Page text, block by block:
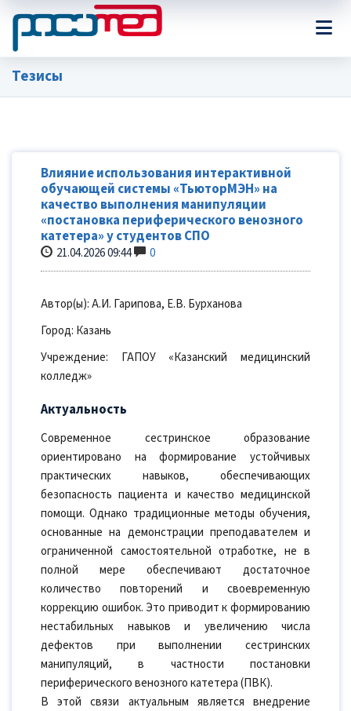
Тезисы
Влияние использования интерактивной
обучающей системы «ТьюторМЭН» на
качество выполнения манипуляции
«постановка периферического венозного
катетера» у студентов СПО
21.04.2026 09:44 0
Автор(ы): А.И. Гарипова, Е.В. Бурханова
Город: Казань
Учреждение: ГАПОУ «Казанский медицинский
колледж»
Актуальность
Современное сестринское образование
ориентировано на формирование устойчивых
практических навыков, обеспечивающих
безопасность пациента и качество медицинской
помощи. Однако традиционные методы обучения,
основанные на демонстрации преподавателем и
ограниченной самостоятельной отработке, не в
полной мере обеспечивают достаточное
количество повторений и своевременную
коррекцию ошибок. Это приводит к формированию
нестабильных навыков и увеличению числа
дефектов при выполнении сестринских
манипуляций, в частности постановки
периферического венозного катетера (ПВК).
В этой связи актуальным является внедрение